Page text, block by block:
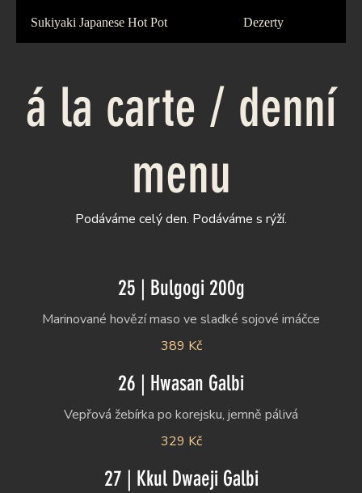
Sukiyaki Japanese Hot Pot Dezerty
á la carte / denní
menu
Podáváme celý den. Podáváme s rýží.
25 | Bulgogi 200g
Marinované hovězí maso ve sladké sojové imáčce
389 Kč
26 | Hwasan Galbi
329 Kč
27 | Kkul Dwaeji Galbi